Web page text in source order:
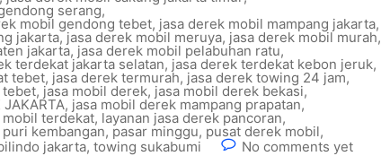
serang,
mobil gendong tebet, jasa derek mobil mampang jakarta,
jakarta,jasa derek mobil meruya, jasa derek mobil murah,
jakarta, jasa derek mobil pelabuhan ratu,
terdekat jakarta selatan, jasa derek terdekat kebon jeruk,
tebet, jasa derek termurah, jasa derek towing 24 jam,
tebet, jasa mobil derek, jasa mobil derek bekasi,
JAKARTA, jasa mobil derek mampang prapatan,
mobil terdekat, layanan jasa derek pancoran,
kembangan, pasar minggu, pusat derek mobil,
jakarta, towing sukabumi No comments yet